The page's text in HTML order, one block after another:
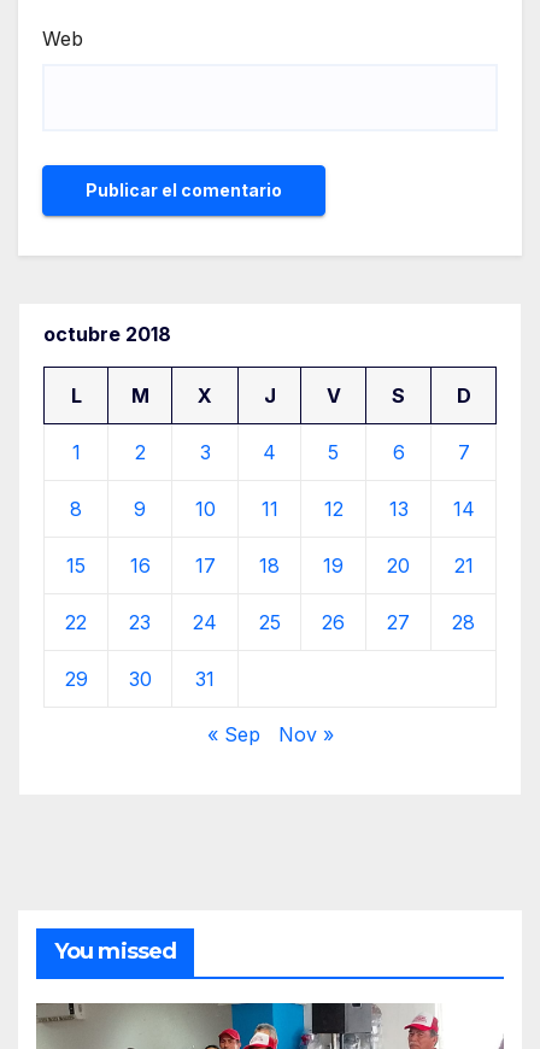
Web
octubre 2018
L M X J V S D
1 2 3 4 5 6 7
8 9 10 11 12 13 14
15 16 17 18 19 20 21
22 23 24 25 26 27 28
29 30 31
« Sep Nov »
You missed